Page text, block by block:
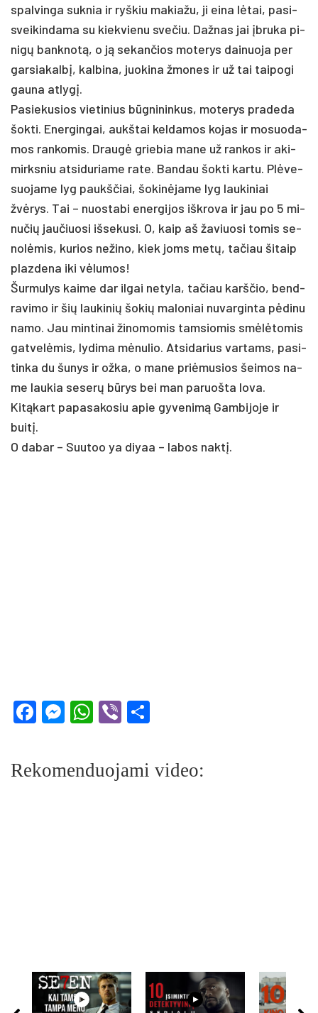
spal­vin­ga su­knia ir ryš­kiu ma­kia­žu, ji ei­na lėtai, pa­si­
svei­kin­da­ma su kiek­vie­nu sve­čiu. Daž­nas jai įbru­ka pi­
nigų bank­notą, o ją se­kan­čios mo­te­rys dai­nuo­ja per
gar­sia­kalbį, kal­bi­na, juo­ki­na žmo­nes ir už tai tai­po­gi
gau­na at­lygį.
Pa­sie­ku­sios vie­ti­nius būgni­nin­kus, mo­te­rys pra­de­da
šok­ti. Ener­gin­gai, aukš­tai kel­da­mos ko­jas ir mo­suo­da­
mos ran­ko­mis. Draugė grie­bia ma­ne už ran­kos ir aki­
mirks­niu at­si­du­ria­me ra­te. Ban­dau šok­ti kar­tu. Plėve­
suo­ja­me lyg paukš­čiai, šo­kinė­ja­me lyg lau­ki­niai
žvėrys. Tai – nuo­sta­bi ener­gi­jos išk­ro­va ir jau po 5 mi­
nu­čių jau­čiuo­si iš­se­ku­si. O, kaip aš ža­viuo­si to­mis se­
nolė­mis, ku­rios ne­ži­no, kiek joms metų, ta­čiau šitaip
plaz­de­na­ iki vėlu­mos!
Šur­mu­lys kai­me dar il­gai ne­ty­la, ta­čiau karš­čio, bend­
ra­vi­mo ir šių lau­ki­nių šo­kių ma­lo­niai nu­var­gin­ta pėdi­nu
na­mo. Jau min­ti­nai ži­no­mo­mis tam­sio­mis smėlėto­mis
gat­velė­mis, ly­di­ma mėnu­lio. At­si­da­rius var­tams, pa­si­
tin­ka du šu­nys ir ož­ka, o ma­ne pri­ėmu­sios šei­mos na­
me lau­kia se­serų būrys bei man pa­ruoš­ta lo­va.
Kitą­kart pa­pa­sa­ko­siu apie gy­ve­nimą Gam­bi­jo­je ir
buitį.
O da­bar – Suu­too ya diyaa – la­bos nak­tį.
Facebook
Messenger
WhatsApp
Viber
Rekomenduojami video: